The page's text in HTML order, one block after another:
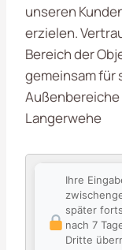
unseren
erzielen.
Bereich der
gemeinsam
Langerwehe
Ihre
später
nach 7
Dritte